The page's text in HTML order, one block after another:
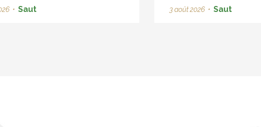
• Saut 3 août 2026 • Saut